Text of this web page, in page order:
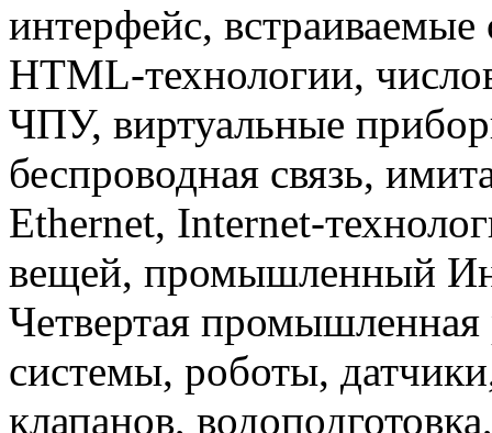
интерфейс,
HTML-технологии,
ЧПУ, виртуальные
беспроводная связь,
Ethernet, Internet-
вещей, промышленный
Четвертая
системы, роботы,
клапанов,